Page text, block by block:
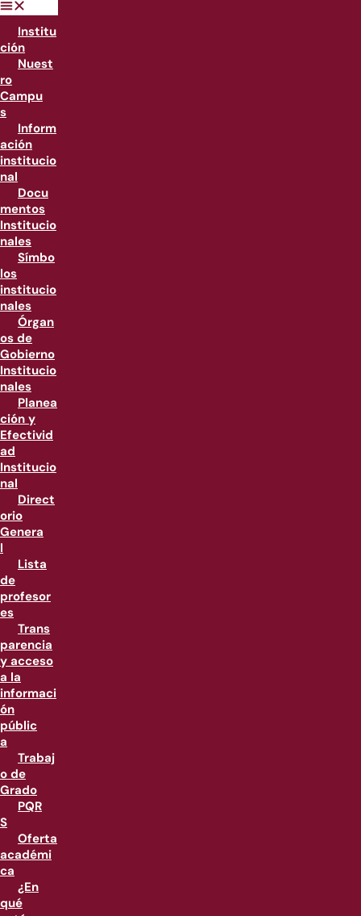
Institu
ción
Nuest
ro
Campu
s
Inform
ación
institucio
nal
Docu
mentos
Institucio
nales
Símbo
los
institucio
nales
Órgan
os de
Gobierno
Institucio
nales
Planea
ción y
Efectivid
ad
Institucio
nal
Direct
orio
Genera
l
Lista
de
profesor
es
Trans
parencia
y acceso
a la
informaci
ón
públic
a
Trabaj
o de
Grado
PQR
S
Oferta
académi
ca
¿En
qué